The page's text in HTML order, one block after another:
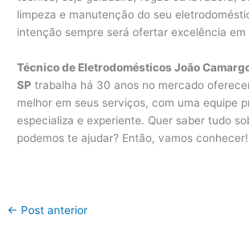
limpeza e manutenção do seu
intenção sempre será ofertar excelência em
Técnico de Eletrodomésticos João
SP trabalha há 30 anos no mercado
melhor em seus serviços, com uma equipe
especializa e experiente. Quer saber tudo
podemos te ajudar? Então, vamos conhecer!
← Post anterior